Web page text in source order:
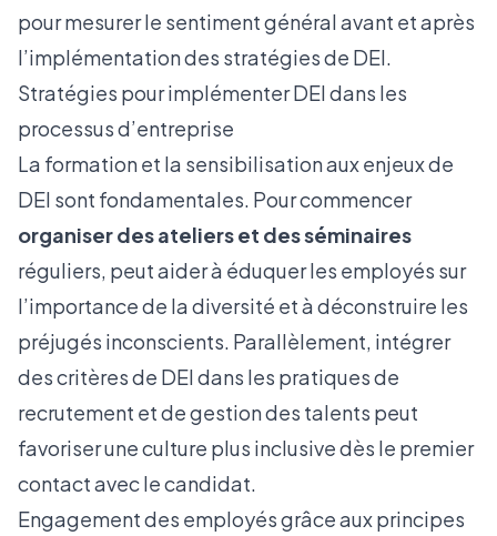
pour mesurer le sentiment général avant et après
l’implémentation des stratégies de DEI.
Stratégies pour implémenter DEI dans les
processus d’entreprise
La formation et la sensibilisation aux enjeux de
DEI sont fondamentales. Pour commencer
organiser des ateliers et des séminaires
réguliers, peut aider à éduquer les employés sur
l’importance de la diversité et à déconstruire les
préjugés inconscients. Parallèlement, intégrer
des critères de DEI dans les pratiques de
recrutement et de gestion des talents peut
favoriser une culture plus inclusive dès le premier
contact avec le candidat.
Engagement des employés grâce aux principes